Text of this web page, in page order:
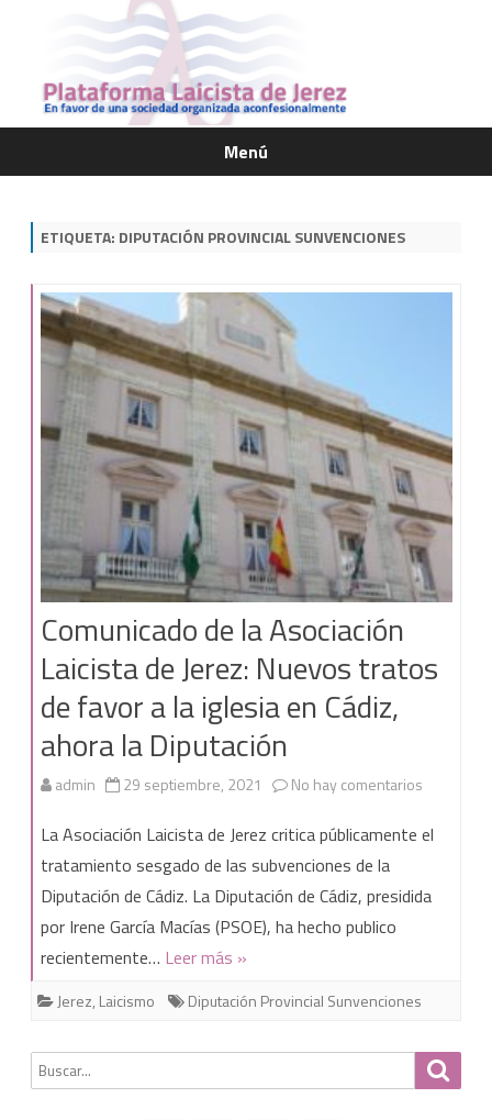
Menú
Saltar
ETIQUETA: DIPUTACIÓN PROVINCIAL SUNVENCIONES
Comunicado de la Asociación
Laicista de Jerez: Nuevos tratos
de favor a la iglesia en Cádiz,
ahora la Diputación
admin 29 septiembre, 2021 No hay comentarios
la
Jerez:
Nuevos
La Asociación Laicista de Jerez critica públicamente el
tratamiento sesgado de las subvenciones de la
Diputación de Cádiz. La Diputación de Cádiz, presidida
por Irene García Macías (PSOE), ha hecho publico
recientemente… Leer más »
Jerez, Laicismo Diputación Provincial Sunvenciones
Buscar
por: